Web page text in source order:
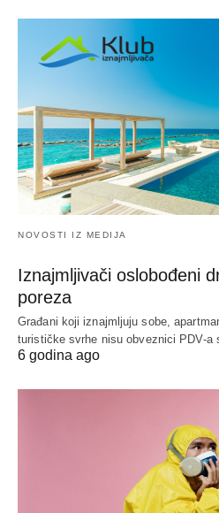
NOVOSTI IZ MEDIJA
Iznajmljivači oslobođeni
poreza
Građani koji iznajmljuju sobe,
turističke svrhe nisu obveznici PDV-a
6 godina ago